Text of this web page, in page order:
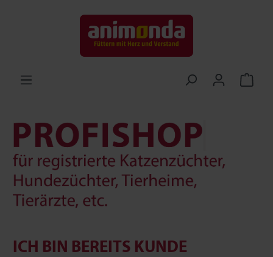
ICH BIN BEREITS KUNDE